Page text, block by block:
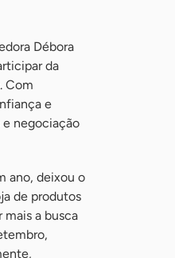
Débora
da
Com
e
negociação
ano, deixou o
de produtos
mais a busca